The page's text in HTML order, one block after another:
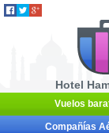
Hotel
Vuelos
Compañías